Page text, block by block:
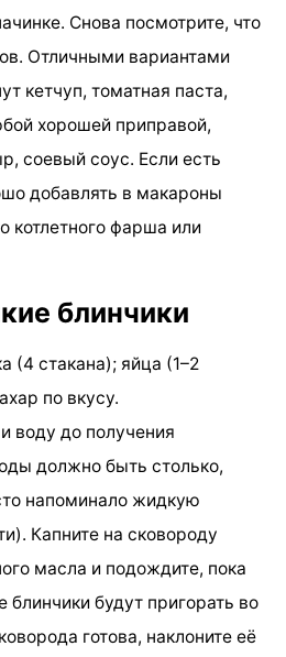
Снова посмотрите, что
Отличными вариантами
кетчуп, томатная паста,
хорошей приправой,
соевый соус. Если есть
добавлять в макароны
котлетного фарша или
блинчики
(4 стакана); яйца (1–2
по вкусу.
воду до получения
должно быть столько,
напоминало жидкую
Капните на сковороду
масла и подождите, пока
блинчики будут пригорать во
готова, наклоните её